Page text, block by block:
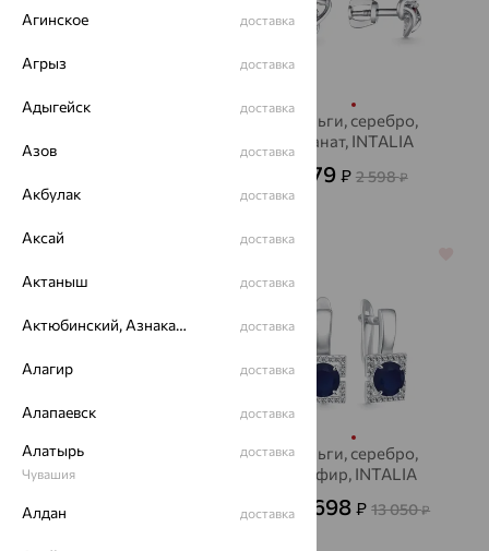
Серьги, серебро,
Серьги, серебро,
гранат, INTALIA
779 ₽ 2 598₽
Серьги, серебро,
сапфир, INTALIA
от
Серьги, серебро,
сапфир, INTALIA
от 4 698₽ 13 050₽
Агинское доставка
Агрыз доставка
Адыгейск доставка
Азов доставка
Акбулак доставка
Аксай доставка
Актаныш доставка
Актюбинский, Азнакаевский район доставка
Алагир доставка
Алапаевск доставка
Алатырь
Чувашия
доставка
Алдан доставка